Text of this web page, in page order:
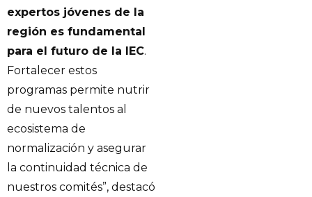
expertos jóvenes de la
región es fundamental
para el futuro de la IEC.
Fortalecer estos
programas permite nutrir
de nuevos talentos al
ecosistema de
normalización y asegurar
la continuidad técnica de
nuestros comités”, destacó